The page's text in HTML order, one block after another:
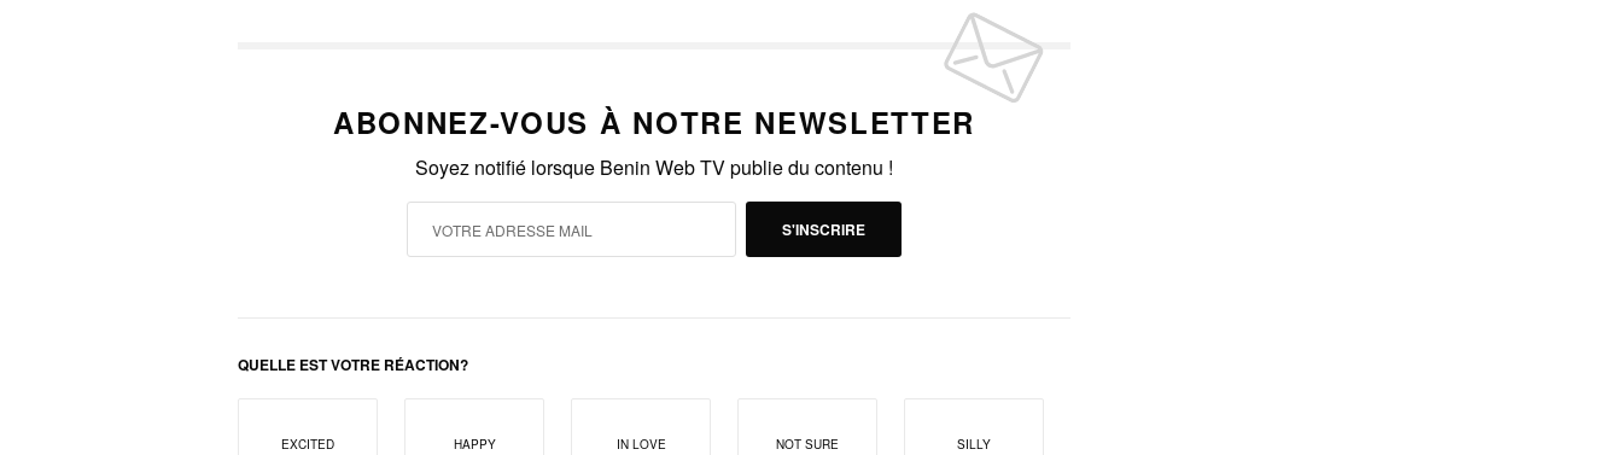
ABONNEZ-VOUS À NOTRE NEWSLETTER
Soyez notifié lorsque Benin Web TV publie du contenu !
S'INSCRIRE
QUELLE EST VOTRE RÉACTION?
EXCITED HAPPY IN LOVE NOT SURE SILLY